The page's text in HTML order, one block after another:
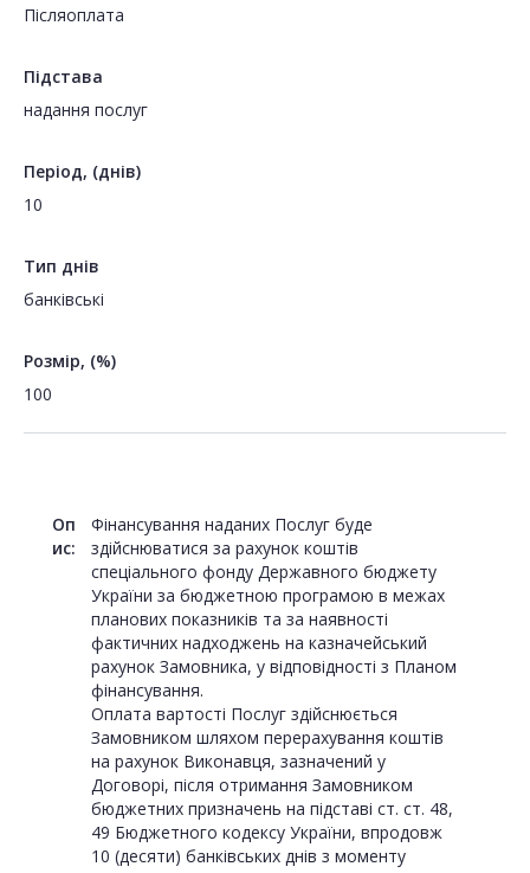
Пiсляоплата
Підстава
надання послуг
Період, (днів)
10
Тип днів
банківські
Розмір, (%)
100
Оп
ис:
Фінансування наданих Послуг буде
здійснюватися за рахунок коштів
спеціального фонду Державного бюджету
України за бюджетною програмою в межах
планових показників та за наявності
фактичних надходжень на казначейський
рахунок Замовника, у відповідності з Планом
фінансування.
Оплата вартості Послуг здійснюється
Замовником шляхом перерахування коштів
на рахунок Виконавця, зазначений у
Договорі, після отримання Замовником
бюджетних призначень на підставі ст. ст. 48,
49 Бюджетного кодексу України, впродовж
10 (десяти) банківських днів з моменту